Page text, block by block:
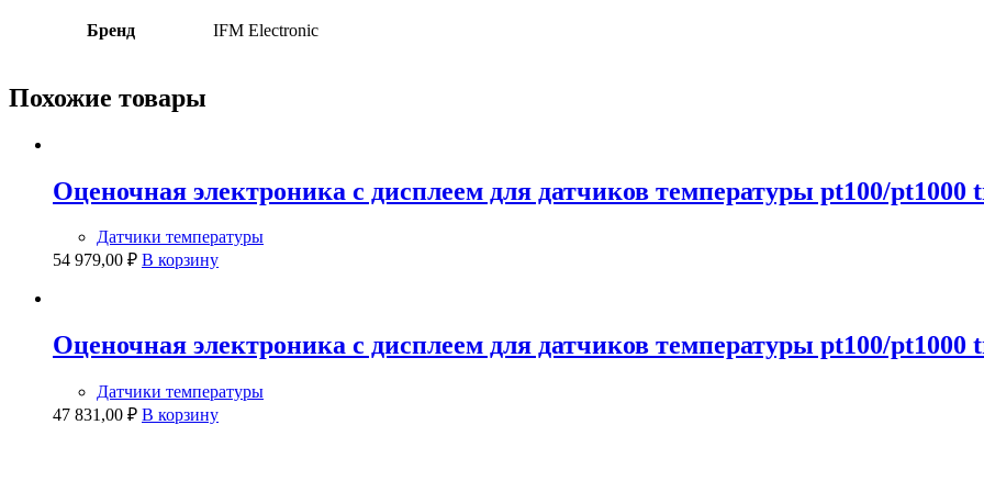
Бренд IFM Electronic
Похожие товары
Оценочная электроника с дисплеем для датчиков температуры pt100/pt1000
Датчики температуры
54 979,00 ₽ В корзину
Оценочная электроника с дисплеем для датчиков температуры pt100/pt1000
Датчики температуры
47 831,00 ₽ В корзину